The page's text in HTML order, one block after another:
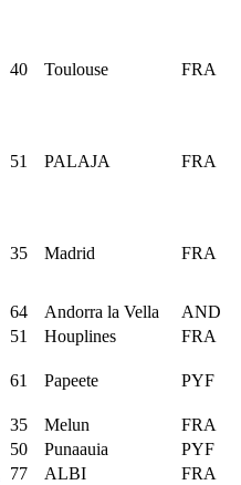
40 Toulouse FRA
51 PALAJA FRA
35 Madrid FRA
64 Andorra la Vella
AND
51 Houplines
FRA
61 Papeete PYF
35 Melun
FRA
50 Punaauia
PYF
77 ALBI FRA